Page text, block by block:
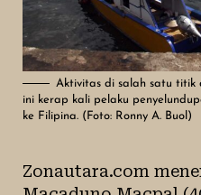
Aktivitas di salah satu titik
ini kerap kali pelaku
ke Filipina. (Foto: Ronny A. Buol)
Zonautara.com